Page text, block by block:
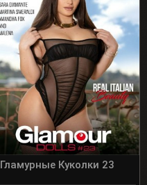
Гламурные Куколки 23